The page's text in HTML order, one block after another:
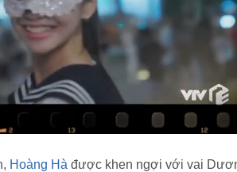
Hoàng Hà được khen ngợi với vai